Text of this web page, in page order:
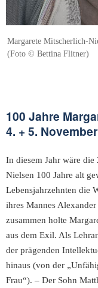
Margarete Mitscherlich-
(Foto © Bettina Flitner)
100 Jahre
4. + 5.
In diesem Jahr wäre
Nielsen 100 Jahre alt
Lebensjahrzehnten die
ihres Mannes
zusammen holte
aus dem Exil. Als
der prägenden
hinaus (von der
Frau“). – Der Sohn